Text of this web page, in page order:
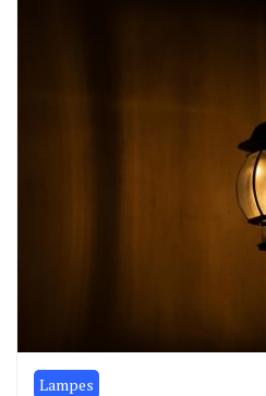
Lampes